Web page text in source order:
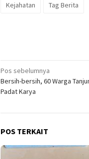
Kejahatan Tag Berita
Navigasi
pos
Pos sebelumnya
Bersih-bersih, 60 Warga
Padat Karya
POS TERKAIT